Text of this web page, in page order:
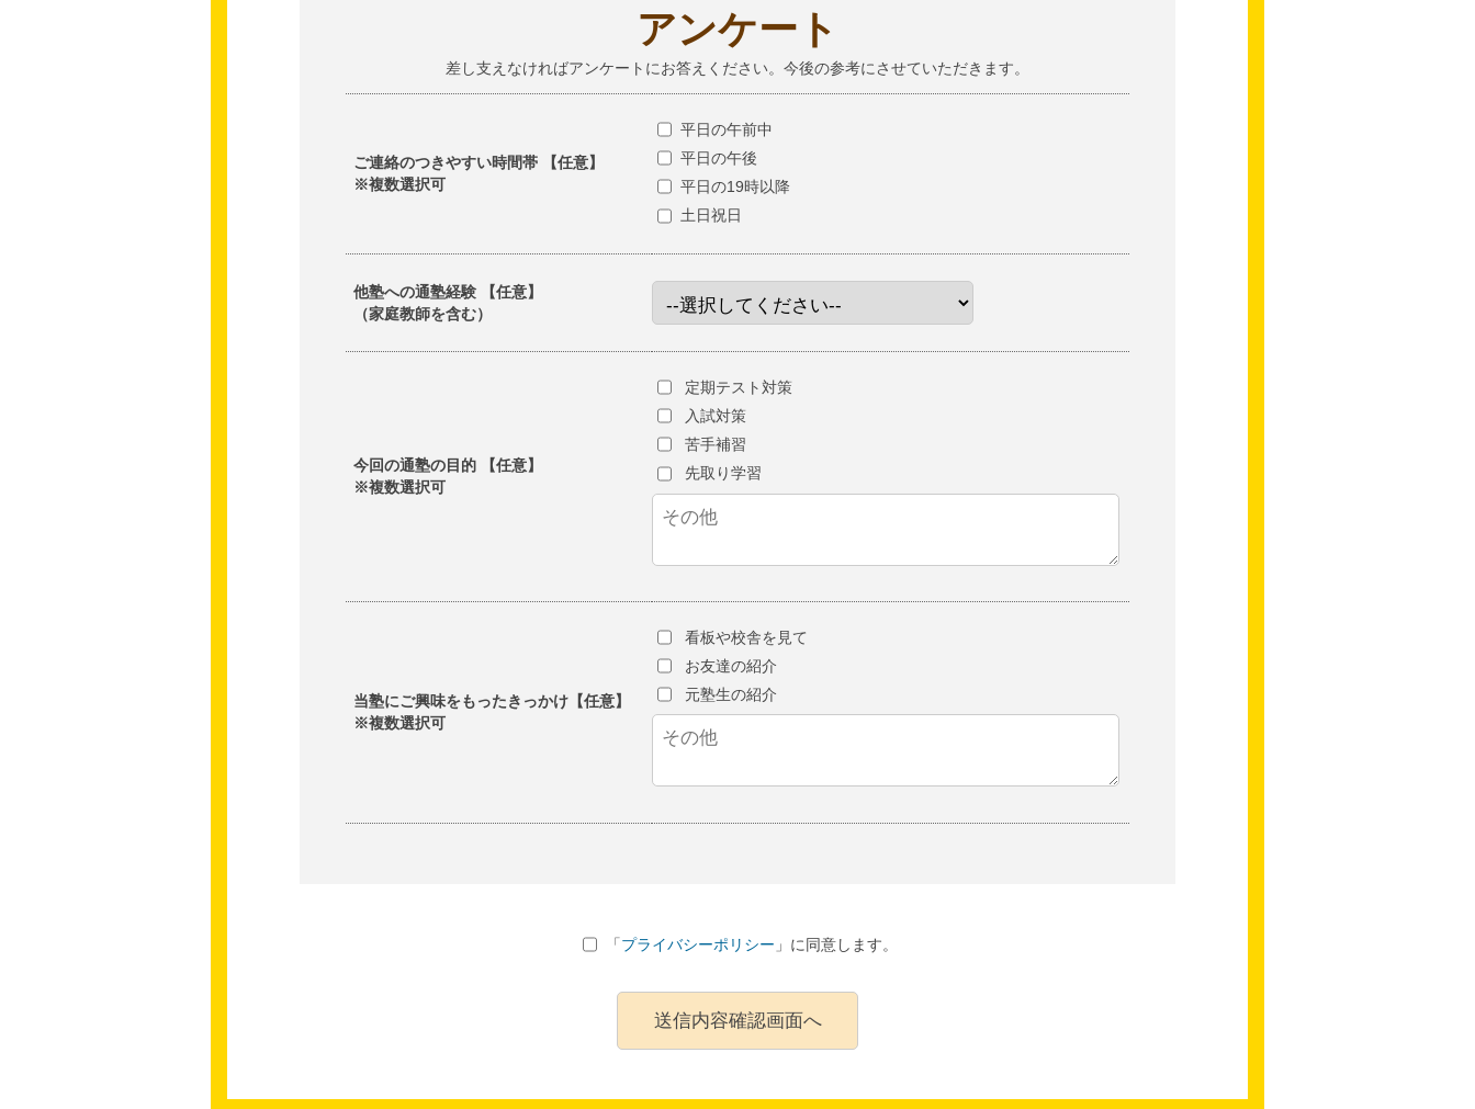
アンケート
差し支えなければアンケートにお答えください。今後の参考にさせていただきます。
ご連絡のつきやすい時間帯 【任意】
※複数選択可
平日の午前中
平日の午後
平日の19時以降
土日祝日
他塾への通塾経験 【任意】
（家庭教師を含む）
今回の通塾の目的 【任意】
※複数選択可
定期テスト対策
入試対策
苦手補習
先取り学習
当塾にご興味をもったきっかけ【任意】
※複数選択可
看板や校舎を見て
お友達の紹介
元塾生の紹介
「プライバシーポリシー 」に同意します。